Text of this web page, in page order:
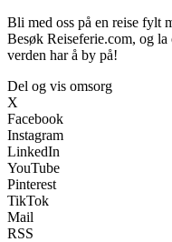
Bli med oss på en reise fylt
Besøk Reiseferie.com, og la
verden har å by på!
Del og vis omsorg
X
Facebook
Instagram
LinkedIn
YouTube
Pinterest
TikTok
Mail
RSS